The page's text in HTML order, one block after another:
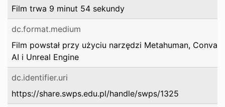
Film trwa 9 minut 54 sekundy
dc.format.medium
Film powstał przy użyciu narzędzi Metahuman, Conva
AI i Unreal Engine
dc.identifier.uri
https://share.swps.edu.pl/handle/swps/1325